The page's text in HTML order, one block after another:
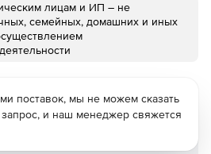
лицам и ИП – не
семейных, домашних и иных
поставок, мы не можем сказать
и наш менеджер свяжется